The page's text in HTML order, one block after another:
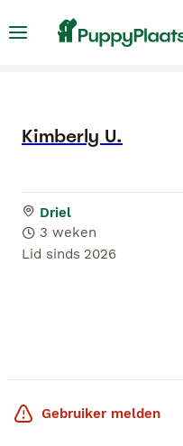
Kimberly U.
Driel
3 weken
Lid sinds 2026
Gebruiker melden